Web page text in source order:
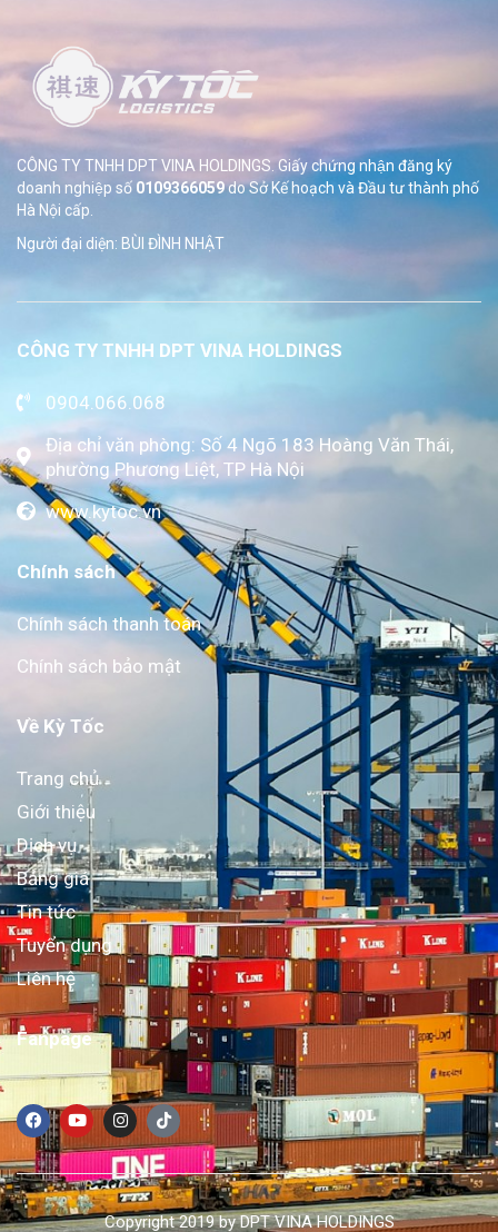
CÔNG TY TNHH DPT VINA HOLDINGS. Giấy chứng nhận đăng ký
doanh nghiệp số 0109366059do SởKế hoạch và Đầu tư thành phố
Hà Nội cấp.
Người đại diện: BÙI ĐÌNH NHẬT
CÔNG TY TNHH DPT VINA HOLDINGS
0904.066.068
Địa chỉ văn phòng: Số 4 Ngõ 183 Hoàng Văn Thái,
phường Phương Liệt, TP Hà Nội
www.kytoc.vn
Chính sách
Chính sách thanh toán
Chính sách bảo mật
Về Kỳ Tốc
Trang chủ
Giới thiệu
Dịch vụ
Bảng giá
Tin tức
Tuyển dụng
Liên hệ
Fanpage
Copyright 2019 by DPT VINA HOLDINGS